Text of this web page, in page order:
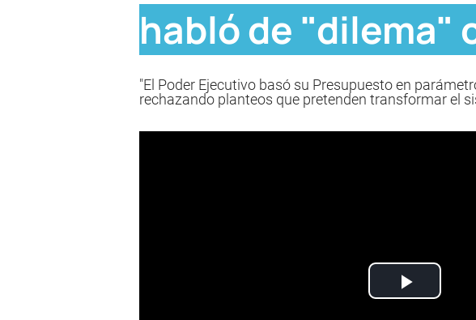
habló de "dilema"
"El Poder Ejecutivo basó su Presupuesto en
rechazando planteos que pretenden transformar el
Play